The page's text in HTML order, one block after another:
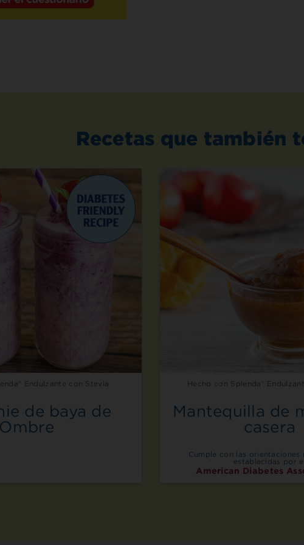
Recetas que también
Endulzante con Stevia
de baya de
Ombre
Hecho con Splenda®
Mantequilla de
casera
Cumple con las orientaciones
establecidas por
American Diabetes